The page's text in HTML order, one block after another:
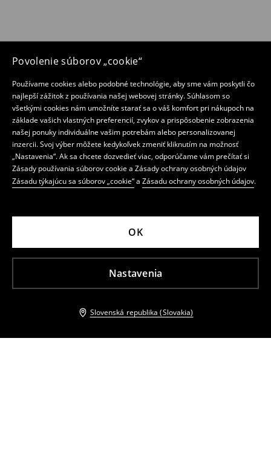
Povolenie súborov „cookie“
Používame cookies alebo podobné technológie, aby sme vám poskytli čo
najlepší zážitok z používania našej webovej stránky. Súhlasom so
všetkými cookies nám umožníte starať sa o váš komfort pri nákupoch na
základe vašich vlastných preferencií, zvykov a prispôsobenie zobrazenia
našej ponuky individuálne vašim potrebám alebo personalizovanej
inzercii. Svoj výber môžete kedykoľvek zmeniť kliknutím na možnosť
„Nastavenia“. Ak sa chcete dozvedieť viac, odporúčame vám prečítať si
Zásady používania súborov cookie a Zásady ochrany osobných údajov
Zásadu týkajúcu sa súborov „cookie“a Zásadu ochrany osobných údajov.
Nastavenia
OK
Slovenská republika (Slovakia)